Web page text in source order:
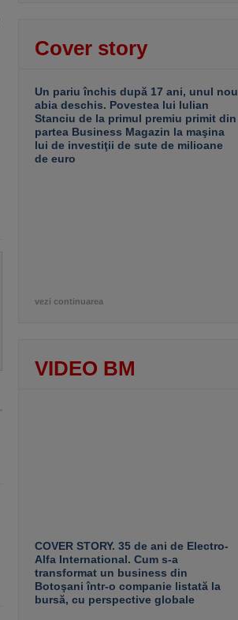
Cover story
Un pariu închis după 17 ani, unul nou
abia deschis. Povestea lui Iulian
Stanciu de la primul premiu primit din
partea Business Magazin la maşina
lui de investiţii de sute de milioane
de euro
vezi continuarea
VIDEO BM
COVER STORY. 35 de ani de Electro-
Alfa International. Cum s-a
transformat un business din
Botoşani într-o companie listată la
bursă, cu perspective globale